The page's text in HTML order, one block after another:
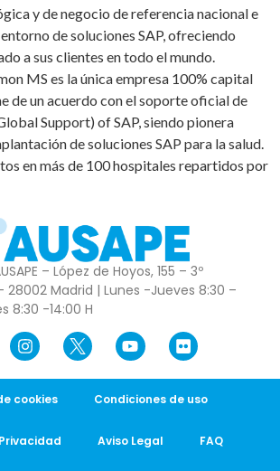
y de negocio de referencia nacional e
de soluciones SAP, ofreciendo
a sus clientes en todo el mundo.
MS es la única empresa 100% capital
de un acuerdo con el soporte oficial de
Support) of SAP, siendo pionera
de soluciones SAP para la salud.
en más de 100 hospitales repartidos por
– López de Hoyos, 155 – 3º
28002 Madrid | Lunes -Jueves 8:30 –
8:30 -14:00 H
cookies Condiciones de uso
Aviso Legal FAQ